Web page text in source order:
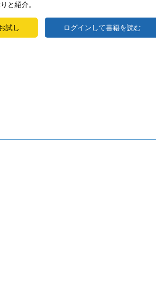
と紹介。
試し ログインして書籍を読む